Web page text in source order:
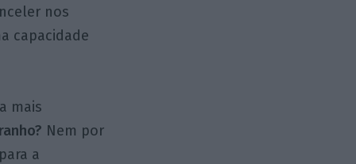
nos
capacidade
mais
Nem por
a